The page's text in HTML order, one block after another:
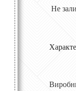
Не